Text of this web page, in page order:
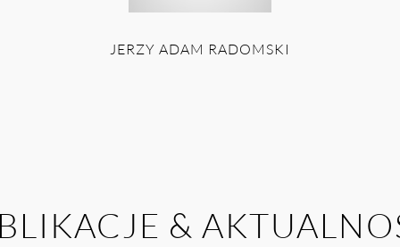
JERZY ADAM RADOMSKI
&